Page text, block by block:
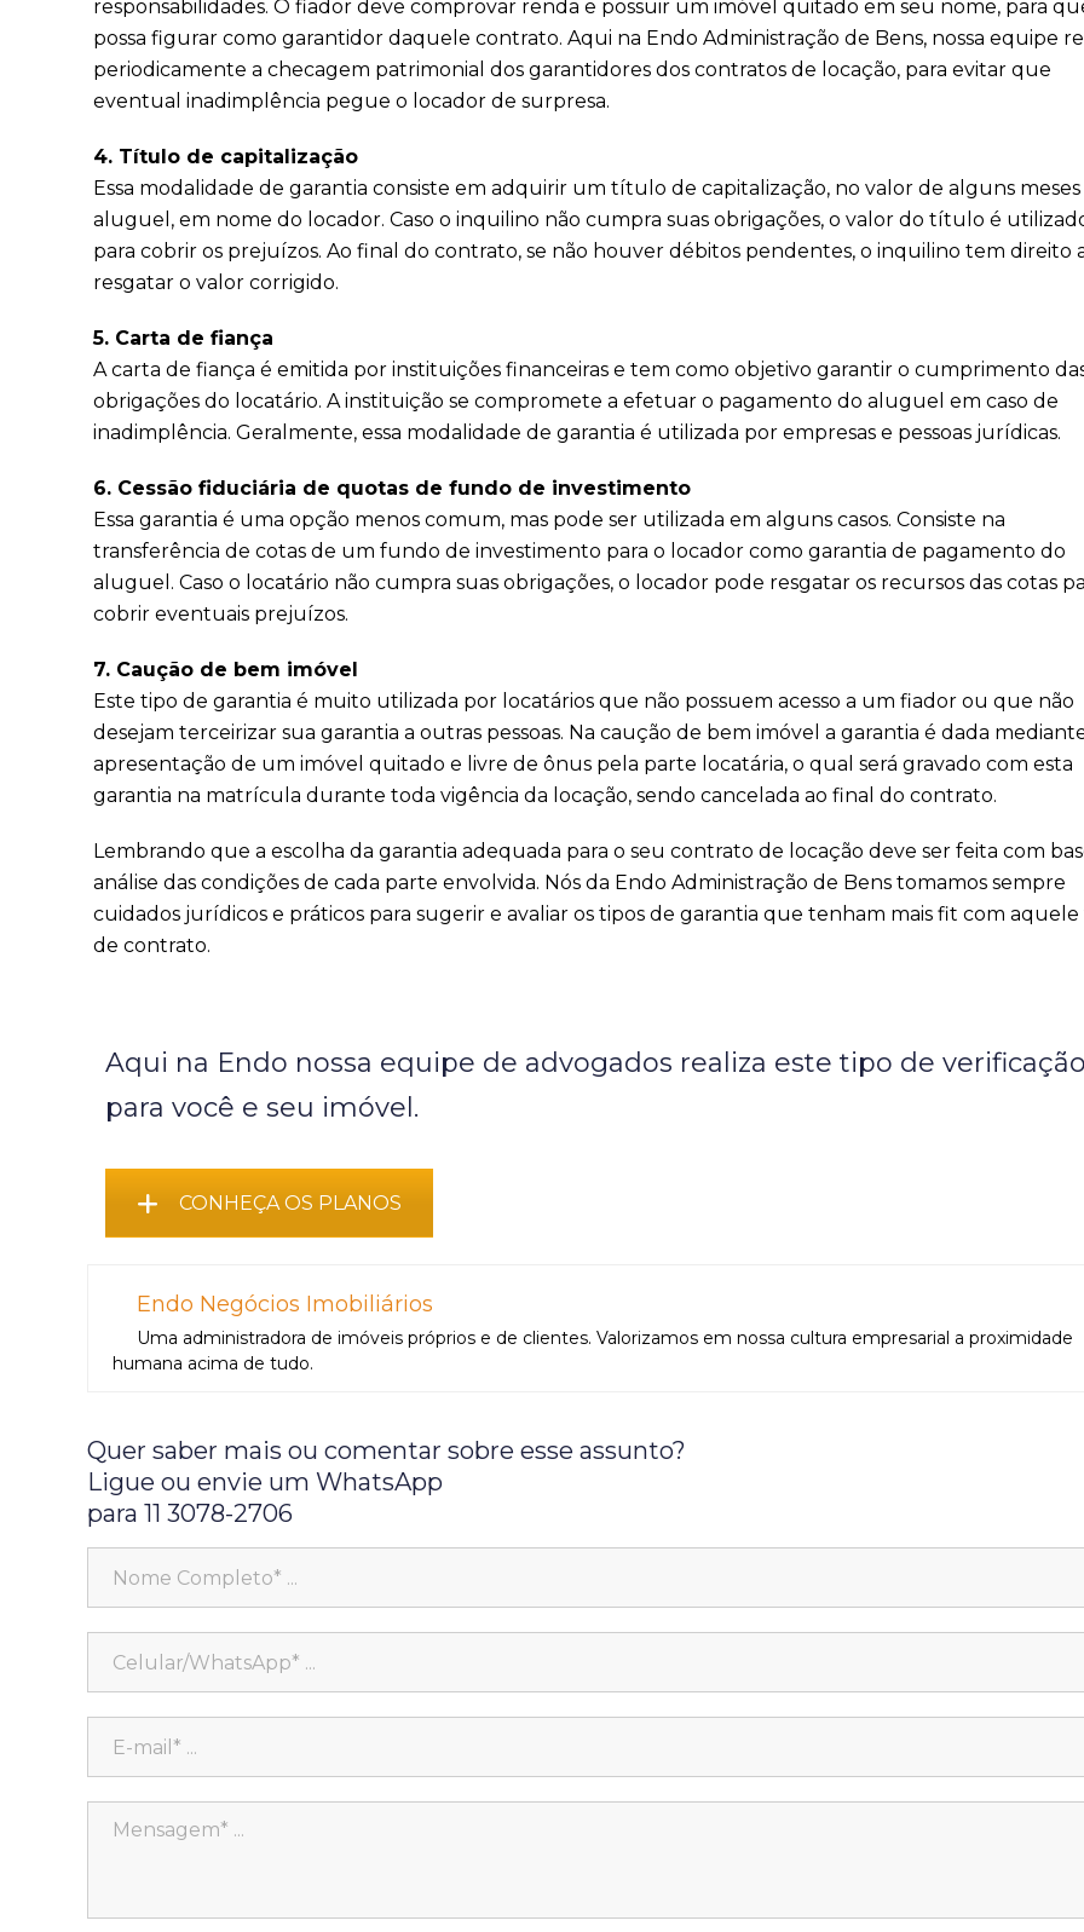
responsabilidades. O fiador deve comprovar renda e possuir um imóvel quitado em seu nome, para
possa figurar como garantidor daquele contrato. Aqui na Endo Administração de Bens, nossa equipe
periodicamente a checagem patrimonial dos garantidores dos contratos de locação, para evitar que
eventual inadimplência pegue o locador de surpresa.
4. Título de capitalização
Essa modalidade de garantia consiste em adquirir um título de capitalização, no valor de alguns meses
aluguel, em nome do locador. Caso o inquilino não cumpra suas obrigações, o valor do título é
para cobrir os prejuízos. Ao final do contrato, se não houver débitos pendentes, o inquilino tem direito
resgatar o valor corrigido.
5. Carta de fiança
A carta de fiança é emitida por instituições financeiras e tem como objetivo garantir o cumprimento
obrigações do locatário. A instituição se compromete a efetuar o pagamento do aluguel em caso de
inadimplência. Geralmente, essa modalidade de garantia é utilizada por empresas e pessoas jurídicas.
6. Cessão fiduciária de quotas de fundo de investimento
Essa garantia é uma opção menos comum, mas pode ser utilizada em alguns casos. Consiste na
transferência de cotas de um fundo de investimento para o locador como garantia de pagamento do
aluguel. Caso o locatário não cumpra suas obrigações, o locador pode resgatar os recursos das cotas
cobrir eventuais prejuízos.
7. Caução de bem imóvel
Este tipo de garantia é muito utilizada por locatários que não possuem acesso a um fiador ou que não
desejam terceirizar sua garantia a outras pessoas. Na caução de bem imóvel a garantia é dada
apresentação de um imóvel quitado e livre de ônus pela parte locatária, o qual será gravado com esta
garantia na matrícula durante toda vigência da locação, sendo cancelada ao final do contrato.
Lembrando que a escolha da garantia adequada para o seu contrato de locação deve ser feita com
análise das condições de cada parte envolvida. Nós da Endo Administração de Bens tomamos sempre
cuidados jurídicos e práticos para sugerir e avaliar os tipos de garantia que tenham mais fit com aquele
de contrato.
Aqui na Endo nossa equipe de advogados realiza este tipo de verificação
para você e seu imóvel.
CONHEÇA OS PLANOS
Endo Negócios Imobiliários
Uma administradora de imóveis próprios e de clientes. Valorizamos em nossa cultura empresarial a proximidade
humana acima de tudo.
Quer saber mais ou comentar sobre esse assunto?
Ligue ou envie um WhatsApp
para 11 3078-2706